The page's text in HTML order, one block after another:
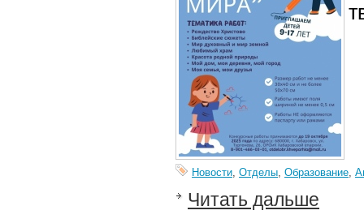
Новости, Отделы, Образование,
Читать дальше